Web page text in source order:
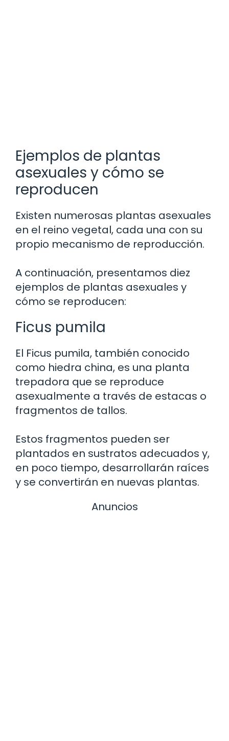
Ejemplos de plantas
asexuales y cómo se
reproducen
Existen numerosas plantas asexuales
en el reino vegetal, cada una con su
propio mecanismo de reproducción.
A continuación, presentamos diez
ejemplos de plantas asexuales y
cómo se reproducen:
Ficus pumila
El Ficus pumila, también conocido
como hiedra china, es una planta
trepadora que se reproduce
asexualmente a través de estacas o
fragmentos de tallos.
Estos fragmentos pueden ser
plantados en sustratos adecuados y,
en poco tiempo, desarrollarán raíces
y se convertirán en nuevas plantas.
Anuncios